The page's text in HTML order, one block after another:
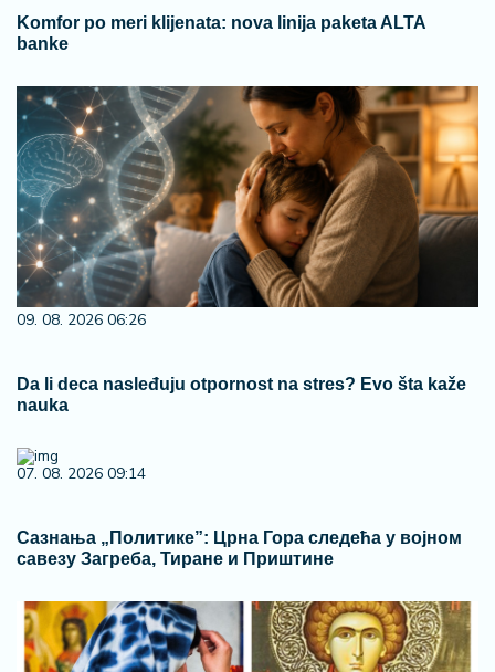
Komfor po meri klijenata: nova linija paketa ALTA
banke
09. 08. 2026 06:26
Da li deca nasleđuju otpornost na stres? Evo šta kaže
nauka
07. 08. 2026 09:14
Сазнања „Политике”: Црна Гора следећа у војном
савезу Загреба, Тиране и Приштине